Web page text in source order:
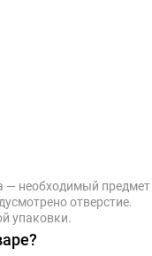
— необходимый
отверстие.
упаковки.